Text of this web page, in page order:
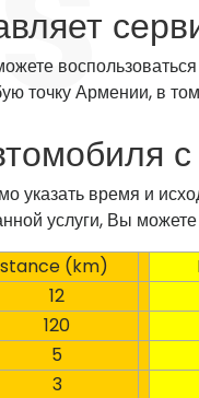
точку Армении, в
время и
услуги, Вы
(km)
12
120
5
3